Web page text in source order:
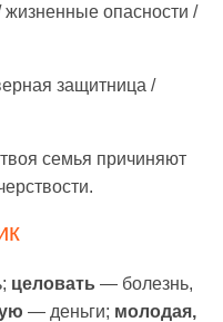
опасности /
защитница /
семья причиняют
целовать — болезнь,
— деньги; молодая,